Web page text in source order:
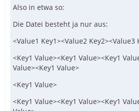
Also in etwa so:
Die Datei besteht ja nur aus:
<Value1 Key1><Value2 Key2><Value3
<Key1 Value><Key1 Value><Key1
Value><Key1 Value>
<Key1 Value>
<Key1 Value><Key1 Value><Key1